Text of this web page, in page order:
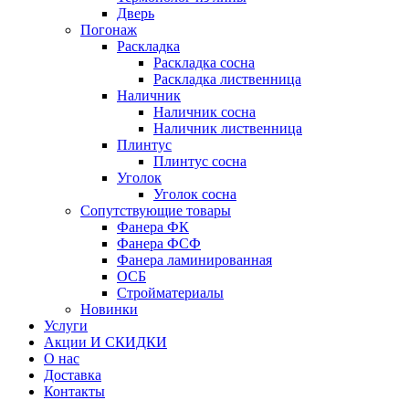
Дверь
Погонаж
Раскладка
Раскладка сосна
Раскладка лиственница
Наличник
Наличник сосна
Наличник лиственница
Плинтус
Плинтус сосна
Уголок
Уголок сосна
Сопутствующие товары
Фанера ФК
Фанера ФСФ
Фанера ламинированная
ОСБ
Стройматериалы
Новинки
Услуги
Акции И СКИДКИ
О нас
Доставка
Контакты